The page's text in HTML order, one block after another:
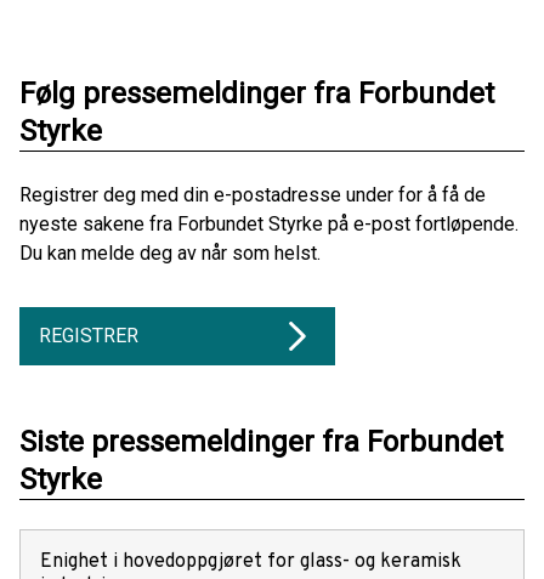
Følg pressemeldinger fra Forbundet
Styrke
Registrer deg med din e-postadresse under for å få de
nyeste sakene fra Forbundet Styrke på e-post fortløpende.
Du kan melde deg av når som helst.
REGISTRER
Siste pressemeldinger fra Forbundet
Styrke
Enighet i hovedoppgjøret for glass- og keramisk